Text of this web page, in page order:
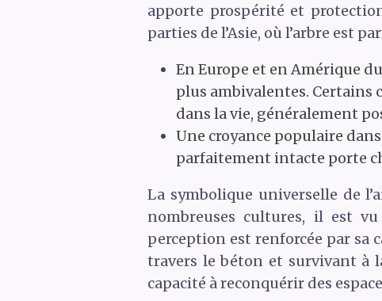
apporte prospérité et
parties de l’Asie, où l’arbre est
En Europe et en Amérique
plus ambivalentes. Certains
dans la vie, généralement
Une croyance populaire
parfaitement intacte porte
La symbolique universelle de
nombreuses cultures, il est
perception est renforcée par sa
travers le béton et survivant à
capacité à reconquérir des